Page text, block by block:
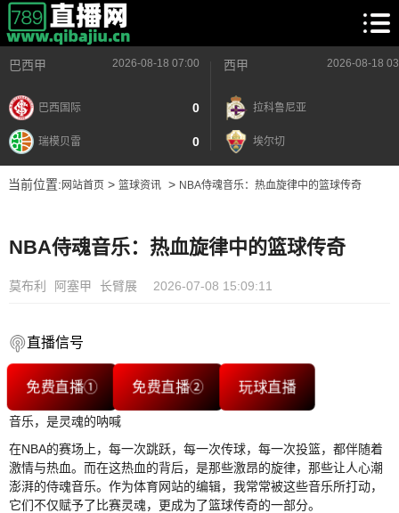
巴西甲 2026-08-18 07:00
巴西国际 0
瑞模贝雷 0
西甲 2026-08-18
拉科鲁尼亚
埃尔切
当前位置: 网站首页> 篮球资讯> NBA侍魂音乐：热血旋律中的篮球传奇
NBA侍魂音乐：热血旋律中的篮球传奇
莫布利 阿塞甲 长臂展 2026-07-08 15:09:11
直播信号
免费直播① 免费直播② 玩球直播
音乐，是灵魂的呐喊
在NBA的赛场上，每一次跳跃，每一次传球，每一次投篮，都伴随着
激情与热血。而在这热血的背后，是那些激昂的旋律，那些让人心潮
澎湃的侍魂音乐。作为体育网站的编辑，我常常被这些音乐所打动，
它们不仅赋予了比赛灵魂，更成为了篮球传奇的一部分。